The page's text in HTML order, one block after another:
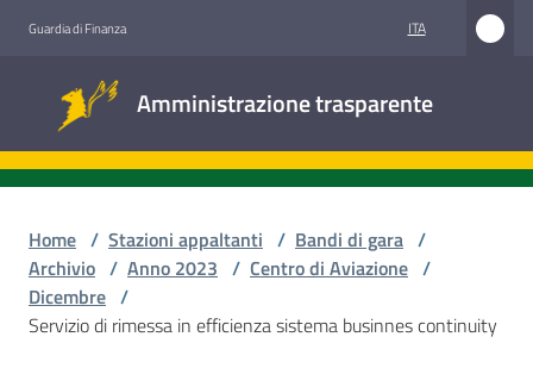
Guardia di Finanza ITA
Amministrazione trasparente
trasparente
Accesso
Home / Stazioni appaltanti / Bandi di gara /
Archivio / Anno 2023 / Centro di Aviazione /
Dicembre /
Servizio di rimessa in efficienza sistema businnes continuity